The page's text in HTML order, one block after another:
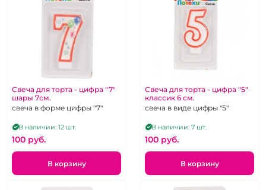
Свеча для торта - цифра "7"
шары 7см.
свеча в форме цифры "7"
В наличии: 12 шт.
100 pуб.
В корзину
Свеча для торта - цифра "5"
классик 6 см.
свеча в виде цифры "5"
В наличии: 7 шт.
100 pуб.
В корзину